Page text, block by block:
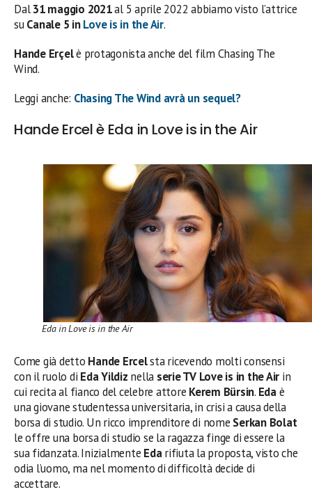
Dal31 maggio 2021al 5 aprile 2022 abbiamo visto l’attrice
suCanale 5 inLove is in the Air.
Hande Erçelè protagonista anche del film Chasing The
Wind.
Leggi anche: Chasing The Wind avrà un sequel?
Hande Ercel è Eda in Love is in the Air
Eda in Love is in the Air
Come già detto Hande Ercelsta ricevendo molti consensi
con il ruolo di Eda Yildiz nella serie TV Love is in the Air in
cui recita al fianco del celebre attore Kerem Bürsin. Edaè
una giovane studentessa universitaria, in crisi a causa della
borsa di studio. Un ricco imprenditore di nome Serkan Bolat
le offre una borsa di studio se la ragazza finge di essere la
sua fidanzata. Inizialmente Edarifiuta la proposta, visto che
odia l’uomo, ma nel momento di difficoltà decide di
accettare.